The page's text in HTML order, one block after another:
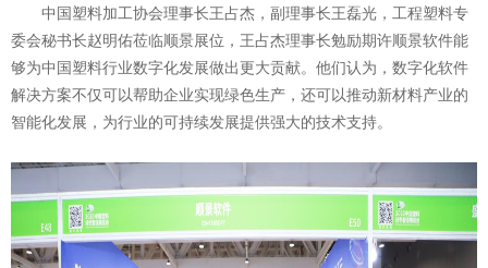
中国塑料加工协会理事长王占杰，副理事长王磊光，工程塑料专
委会秘书长赵明佑莅临顺景展位，王占杰理事长勉励期许顺景软件能
够为中国塑料行业数字化发展做出更大贡献。他们认为，数字化软件
解决方案不仅可以帮助企业实现绿色生产，还可以推动新材料产业的
智能化发展，为行业的可持续发展提供强大的技术支持。